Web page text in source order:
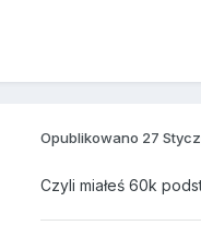
Opublikowano 27
Czyli miałeś 60k